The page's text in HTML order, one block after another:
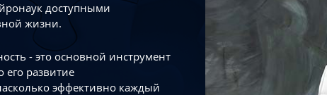
доступными
жизни.
- это основной инструмент
развитие
эффективно каждый